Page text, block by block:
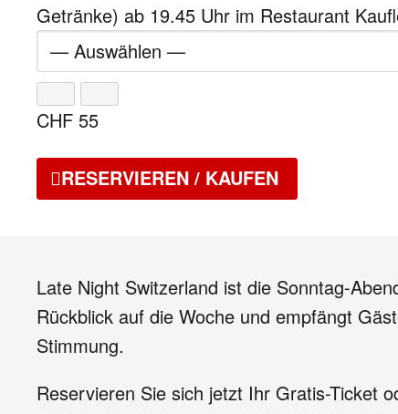
Getränke) ab 19.45 Uhr im Restaurant
CHF 55
RESERVIEREN / KAUFEN
Late Night Switzerland ist die Sonntag-
Rückblick auf die Woche und empfängt
Stimmung.
Reservieren Sie sich jetzt Ihr Gratis-Ticket